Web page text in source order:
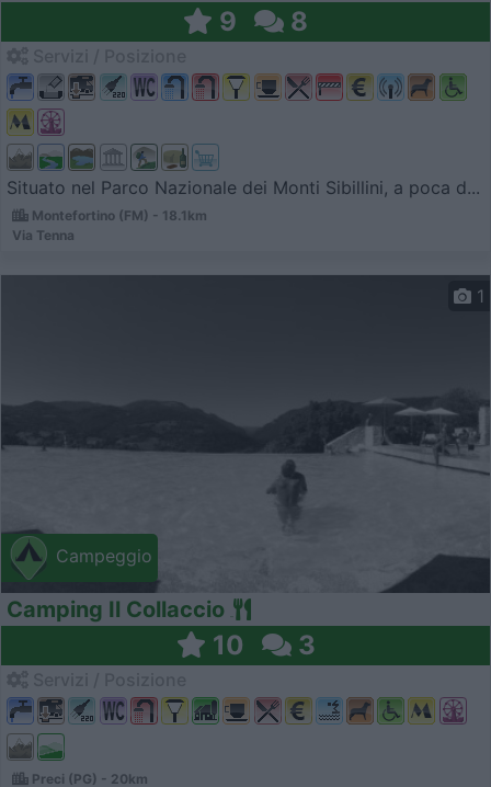
9 8
Situato nel Parco Nazionale dei Monti Sibillini, a poca d...
Montefortino (FM) - 18.1km
Via Tenna
Campeggio
1
Camping Il Collaccio
10 3
Preci (PG) - 20km